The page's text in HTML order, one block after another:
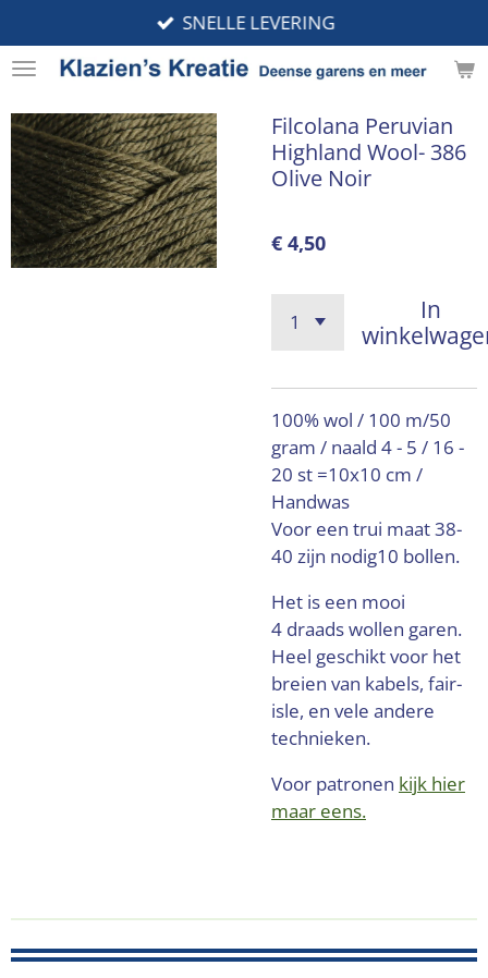
direct
naar
hoofdinhoud
SNELLE LEVERING
Filcolana Peruvian
Highland Wool- 386
Olive Noir
€ 4,50
In
100% wol / 100 m/50
gram / naald 4 - 5 / 16 -
20 st =10x10 cm /
Handwas
Voor een trui maat 38-
40 zijn nodig10 bollen.
Het is een mooi
4 draads wollen garen.
Heel geschikt voor het
breien van kabels, fair-
isle, en vele andere
technieken.
Voor patronen kijk hier
maar eens.